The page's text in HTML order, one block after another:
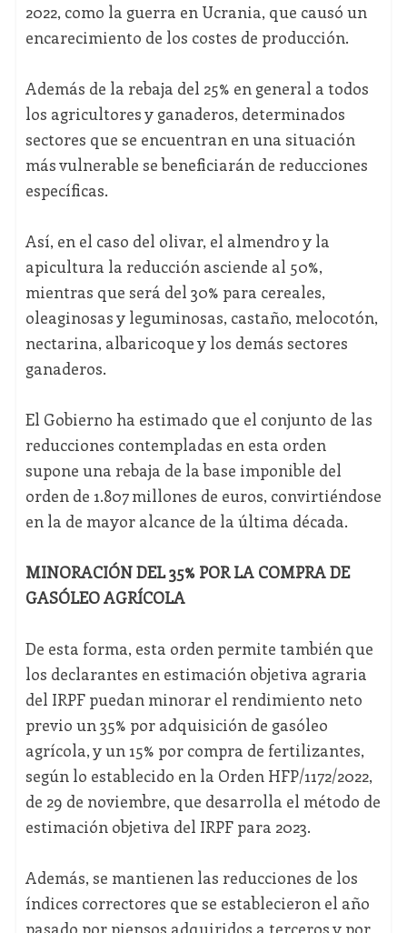
2022, como la guerra en Ucrania, que causó un
encarecimiento de los costes de producción.
Además de la rebaja del 25% en general a todos
los agricultores y ganaderos, determinados
sectores que se encuentran en una situación
más vulnerable se beneficiarán de reducciones
específicas.
Así, en el caso del olivar, el almendro y la
apicultura la reducción asciende al 50%,
mientras que será del 30% para cereales,
oleaginosas y leguminosas, castaño, melocotón,
nectarina, albaricoque y los demás sectores
ganaderos.
El Gobierno ha estimado que el conjunto de las
reducciones contempladas en esta orden
supone una rebaja de la base imponible del
orden de 1.807 millones de euros, convirtiéndose
en la de mayor alcance de la última década.
MINORACIÓN DEL 35% POR LA COMPRA DE
GASÓLEO AGRÍCOLA
De esta forma, esta orden permite también que
los declarantes en estimación objetiva agraria
del IRPF puedan minorar el rendimiento neto
previo un 35% por adquisición de gasóleo
agrícola, y un 15% por compra de fertilizantes,
según lo establecido en la Orden HFP/1172/2022,
de 29 de noviembre, que desarrolla el método de
estimación objetiva del IRPF para 2023.
Además, se mantienen las reducciones de los
índices correctores que se establecieron el año